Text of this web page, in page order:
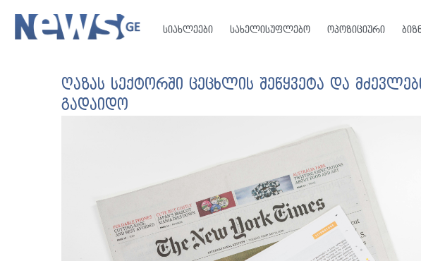
სიახლეები სახელისუფლებო ოპოზიციური
ღაზას სექტორში ცეცხლის შეწყვეტა და
გადაიდო